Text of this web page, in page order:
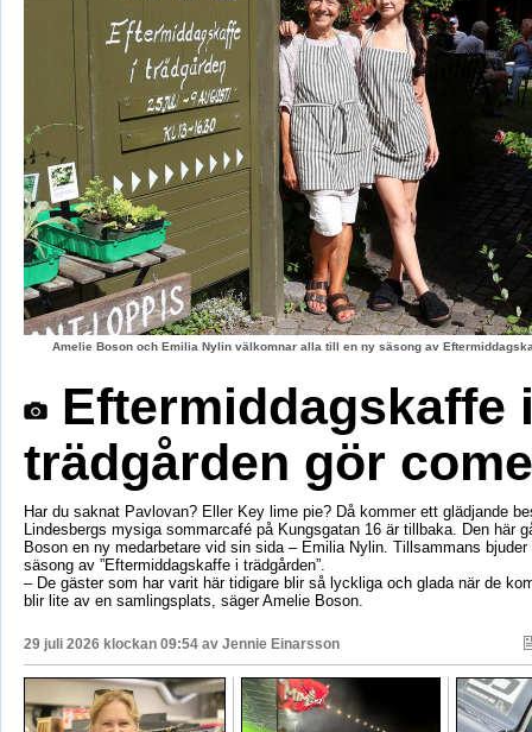
Amelie Boson och Emilia Nylin välkomnar alla till en ny säsong av
Eftermiddagskaffe
trädgården gör
Har du saknat Pavlovan? Eller Key lime pie? Då kommer ett glädjande
Lindesbergs mysiga sommarcafé på Kungsgatan 16 är tillbaka. Den här
Boson en ny medarbetare vid sin sida – Emilia Nylin. Tillsammans
säsong av ”Eftermiddagskaffe i trädgården”.
– De gäster som har varit här tidigare blir så lyckliga och glada när de
blir lite av en samlingsplats, säger Amelie Boson.
29 juli 2026 klockan 09:54 av Jennie Einarsson